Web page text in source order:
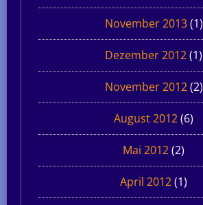
November 2013(1)
Dezember 2012(1)
November 2012(2)
August 2012(6)
Mai 2012(2)
April 2012(1)